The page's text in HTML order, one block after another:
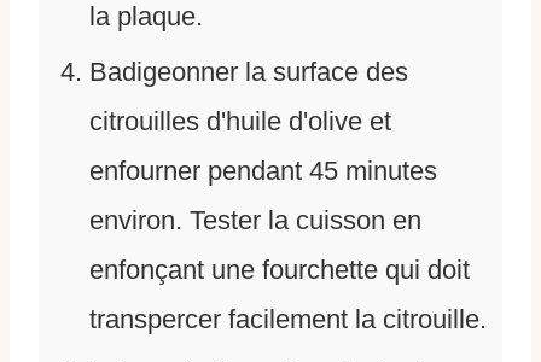
la plaque.
Badigeonner la surface des
citrouilles d'huile d'olive et
enfourner pendant 45 minutes
environ. Tester la cuisson en
enfonçant une fourchette qui doit
transpercer facilement la citrouille.